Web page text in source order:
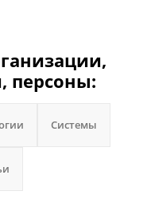
персоны:
Системы